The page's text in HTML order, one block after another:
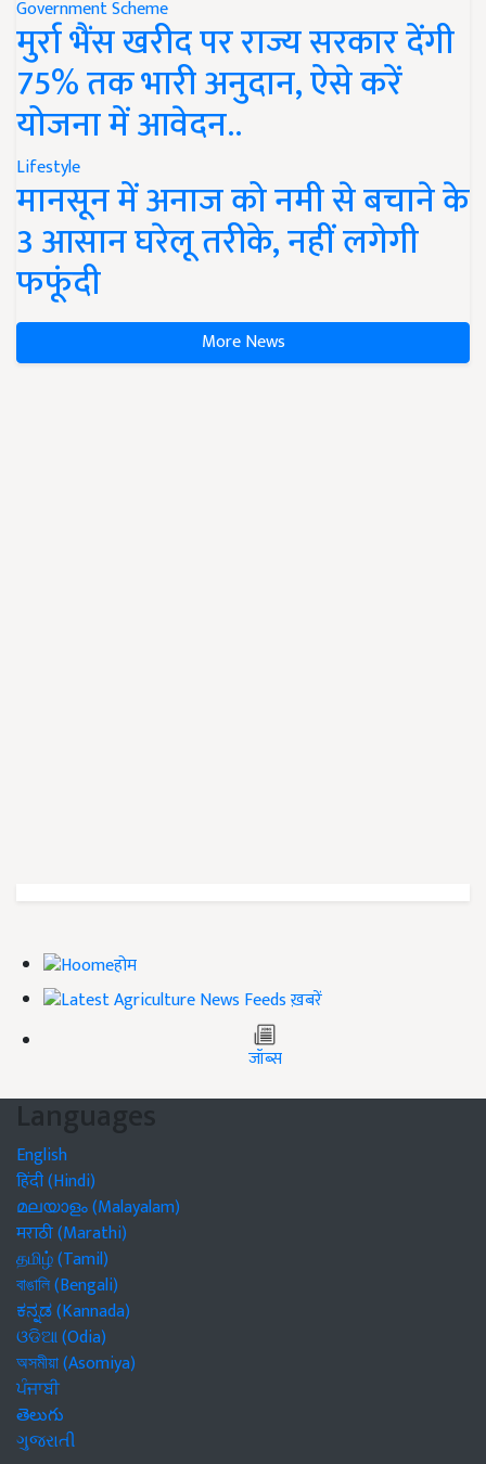
Government Scheme
मुर्रा भैंस खरीद पर राज्य सरकार देंगी
75% तक भारी अनुदान, ऐसे करें
योजना में आवेदन..
Lifestyle
मानसून में अनाज को नमी से बचाने के
3 आसान घरेलू तरीके, नहीं लगेगी
फफूंदी
More News
होम
ख़बरें
जॉब्स
Languages
English
हिंदी (Hindi)
മലയാളം (Malayalam)
मराठी (Marathi)
தமிழ் (Tamil)
বাঙালি (Bengali)
ಕನ್ನಡ (Kannada)
ଓଡିଆ (Odia)
অসমীয়া (Asomiya)
ਪੰਜਾਬੀ
తెలుగు
ગુજરાતી